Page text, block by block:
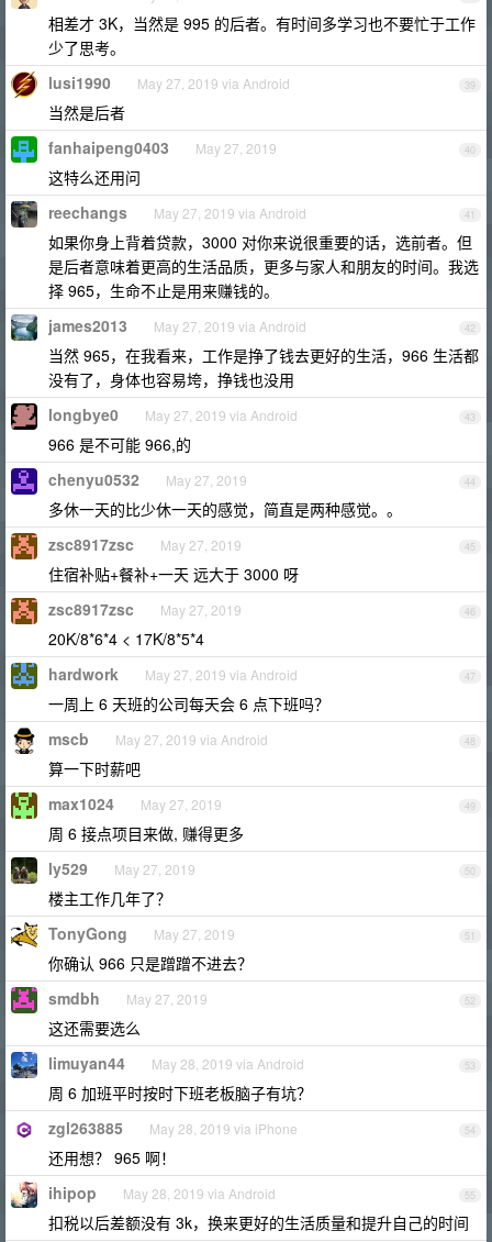
相差才 3K，当然是 995 的后者。有时间多学习也不要忙于工作
少了思考。
39
lusi1990 May 27, 2019 via Android
当然是后者
40
fanhaipeng0403 May 27, 2019
这特么还用问
41
reechangs May 27, 2019 via Android
如果你身上背着贷款，3000 对你来说很重要的话，选前者。但
是后者意味着更高的生活品质，更多与家人和朋友的时间。我选
择 965，生命不止是用来赚钱的。
42
james2013 May 27, 2019 via Android
当然 965，在我看来，工作是挣了钱去更好的生活，966 生活都
没有了，身体也容易垮，挣钱也没用
43
longbye0 May 27, 2019 via Android
966 是不可能 966,的
44
chenyu0532 May 27, 2019
多休一天的比少休一天的感觉，简直是两种感觉。。
45
zsc8917zsc May 27, 2019
住宿补贴+餐补+一天 远大于 3000 呀
46
zsc8917zsc May 27, 2019
20K/8*6*4 < 17K/8*5*4
47
hardwork May 27, 2019 via Android
一周上 6 天班的公司每天会 6 点下班吗？
48
mscb May 27, 2019 via Android
算一下时薪吧
49
max1024 May 27, 2019
周 6 接点项目来做, 赚得更多
50
ly529 May 27, 2019
楼主工作几年了？
51
TonyGong May 27, 2019
你确认 966 只是蹭蹭不进去？
52
smdbh May 27, 2019
这还需要选么
53
limuyan44 May 28, 2019 via Android
周 6 加班平时按时下班老板脑子有坑？
54
zgl263885 May 28, 2019 via iPhone
还用想？ 965 啊！
55
ihipop May 28, 2019 via Android
扣税以后差额没有 3k，换来更好的生活质量和提升自己的时间